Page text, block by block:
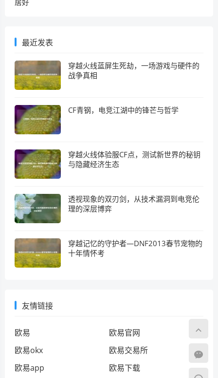
居好
最近发表
穿越火线蓝屏生死劫，一场游戏与硬件的
战争真相
CF青钢，电竞江湖中的锋芒与哲学
穿越火线体验服CF点，测试新世界的秘钥
与隐藏经济生态
透视现象的双刃剑，从技术漏洞到电竞伦
理的深层博弈
穿越记忆的守护者—DNF2013春节宠物的
十年情怀考
友情链接
欧易
欧易官网
欧易okx
欧易交易所
欧易app
欧易下载